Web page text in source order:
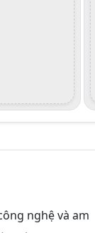
nghệ và am